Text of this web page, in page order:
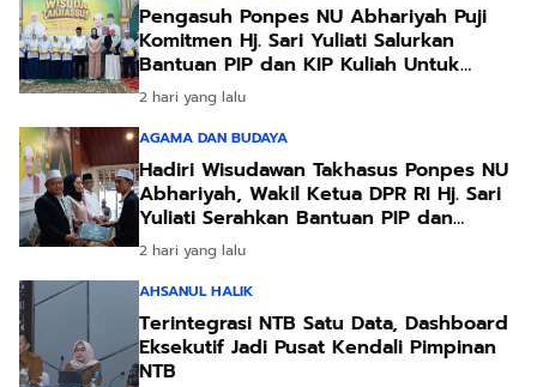
Pengasuh Ponpes NU Abhariyah Puji
Komitmen Hj. Sari Yuliati Salurkan
Bantuan PIP dan KIP Kuliah Untuk
Santri
2 hari yang lalu
AGAMA DAN BUDAYA
Hadiri Wisudawan Takhasus Ponpes NU
Abhariyah, Wakil Ketua DPR RI Hj. Sari
Yuliati Serahkan Bantuan PIP dan
Bantuan Program Sanitasi
2 hari yang lalu
AHSANUL HALIK
Terintegrasi NTB Satu Data, Dashboard
Eksekutif Jadi Pusat Kendali Pimpinan
NTB